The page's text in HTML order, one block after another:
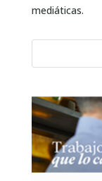
mediáticas.